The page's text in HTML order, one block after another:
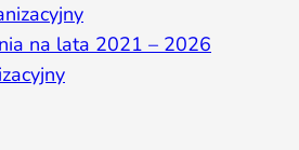
na lata 2021 – 2026